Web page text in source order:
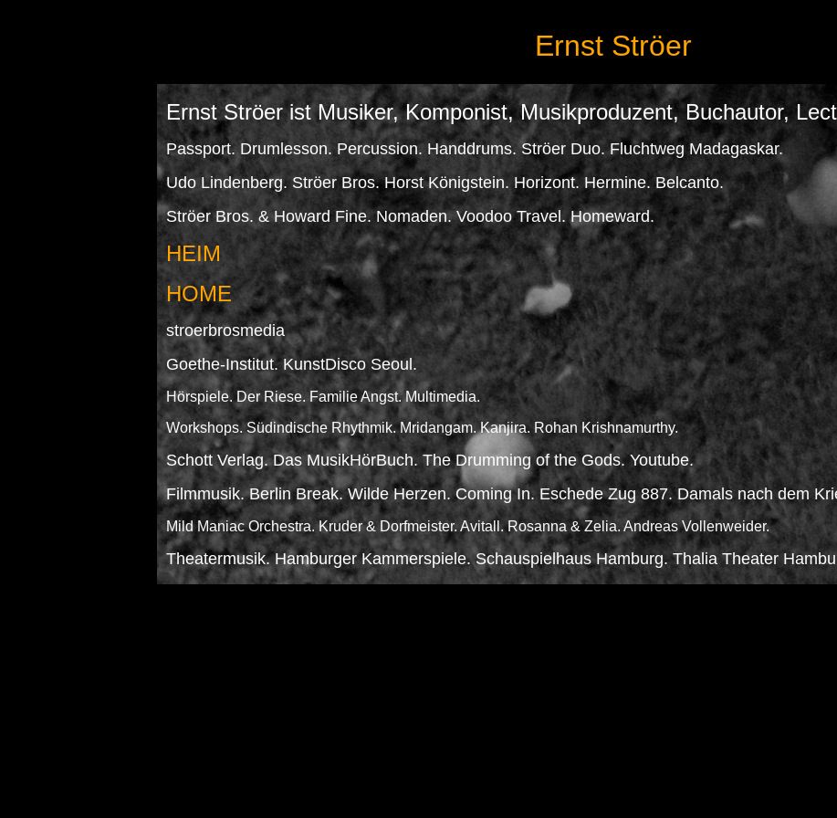
Ernst Ströer
Ernst Ströer ist Musiker, Komponist, Musikproduzent, Buchautor,
Passport. Drumlesson. Percussion. Handdrums. Ströer Duo. Fluchtweg Madagaskar.
Udo Lindenberg. Ströer Bros. Horst Königstein. Horizont. Hermine. Belcanto.
Ströer Bros. & Howard Fine. Nomaden. Voodoo Travel. Homeward.
HEIM
HOME
stroerbrosmedia
Goethe-Institut. KunstDisco Seoul.
Hörspiele. Der Riese. Familie Angst. Multimedia.
Workshops. Südindische Rhythmik. Mridangam. Kanjira. Rohan Krishnamurthy.
Schott Verlag. Das MusikHörBuch. The Drumming of the Gods. Youtube.
Filmmusik. Berlin Break. Wilde Herzen. Coming In. Eschede Zug 887. Damals nach dem
Mild Maniac Orchestra. Kruder & Dorfmeister. Avitall. Rosanna & Zelia. Andreas Vollenweider.
Theatermusik. Hamburger Kammerspiele. Schauspielhaus Hamburg. Thalia Theater